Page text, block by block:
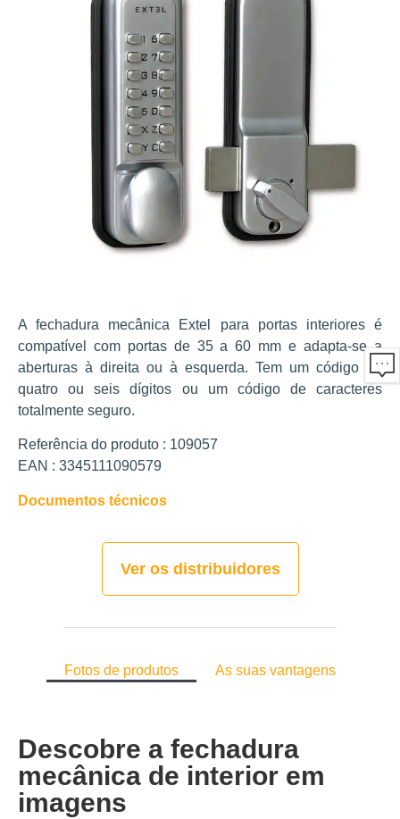
A fechadura mecânica Extel para portas interiores é
compatível com portas de 35 a 60 mm e adapta-se a
aberturas à direita ou à esquerda. Tem um código de
quatro ou seis dígitos ou um código de caracteres
totalmente seguro.
Referência do produto : 109057
EAN : 3345111090579
Documentos técnicos
Ver os distribuidores
Fotos de produtos As suas vantagens
Descobre a fechadura
mecânica de interior em
imagens